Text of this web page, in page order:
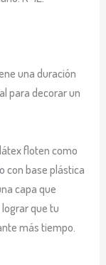
una duración
para decorar un
floten como
con base plástica
capa que
que tu
más tiempo.